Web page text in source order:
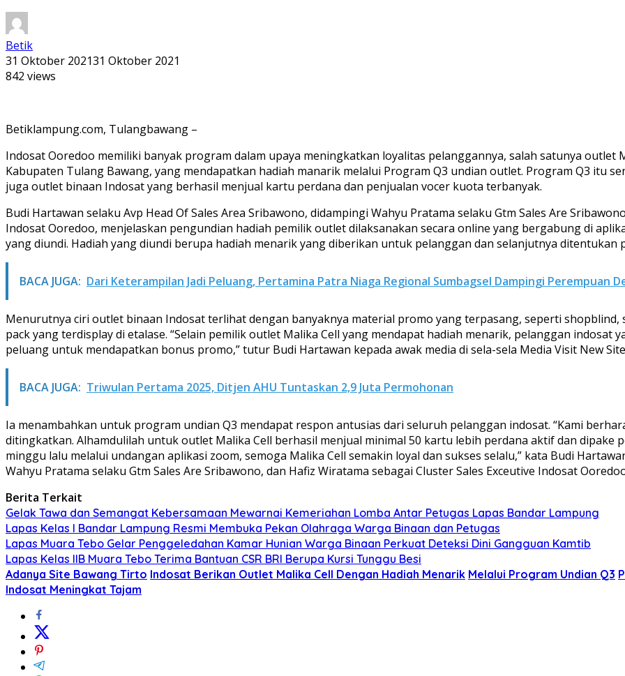
Betik
31 Oktober 202131 Oktober 2021
842 views
Betiklampung.com, Tulangbawang –
Indosat Ooredoo memiliki banyak program dalam upaya meningkatkan loyalitas pelanggannya, salah satunya outlet
Kabupaten Tulang Bawang, yang mendapatkan hadiah manarik melalui Program Q3 undian outlet. Program Q3 itu
juga outlet binaan Indosat yang berhasil menjual kartu perdana dan penjualan vocer kuota terbanyak.
Budi Hartawan selaku Avp Head Of Sales Area Sribawono, didampingi Wahyu Pratama selaku Gtm Sales Are
Indosat Ooredoo, menjelaskan pengundian hadiah pemilik outlet dilaksanakan secara online yang bergabung di
yang diundi. Hadiah yang diundi berupa hadiah menarik yang diberikan untuk pelanggan dan selanjutnya
BACA JUGA: Dari Keterampilan Jadi Peluang, Pertamina Patra Niaga Regional Sumbagsel Dampingi Perempuan
Menurutnya ciri outlet binaan Indosat terlihat dengan banyaknya material promo yang terpasang, seperti
pack yang terdisplay di etalase. “Selain pemilik outlet Malika Cell yang mendapat hadiah menarik, pelanggan
peluang untuk mendapatkan bonus promo,” tutur Budi Hartawan kepada awak media di sela-sela Media Visit New
BACA JUGA: Triwulan Pertama 2025, Ditjen AHU Tuntaskan 2,9 Juta Permohonan
Ia menambahkan untuk program undian Q3 mendapat respon antusias dari seluruh pelanggan indosat. “Kami
ditingkatkan. Alhamdulilah untuk outlet Malika Cell berhasil menjual minimal 50 kartu lebih perdana aktif dan dipake
minggu lalu melalui undangan aplikasi zoom, semoga Malika Cell semakin loyal dan sukses selalu,” kata Budi
Wahyu Pratama selaku Gtm Sales Are Sribawono, dan Hafiz Wiratama sebagai Cluster Sales Exceutive Indosat
Berita Terkait
Gelak Tawa dan Semangat Kebersamaan Mewarnai Kemeriahan Lomba Antar Petugas Lapas Bandar Lampung
Lapas Kelas I Bandar Lampung Resmi Membuka Pekan Olahraga Warga Binaan dan Petugas
Lapas Muara Tebo Gelar Penggeledahan Kamar Hunian Warga Binaan Perkuat Deteksi Dini Gangguan Kamtib
Lapas Kelas IIB Muara Tebo Terima Bantuan CSR BRI Berupa Kursi Tunggu Besi
Adanya Site Bawang Tirto Indosat Berikan Outlet Malika Cell Dengan Hadiah Menarik Melalui Program Undian Q3
Indosat Meningkat Tajam